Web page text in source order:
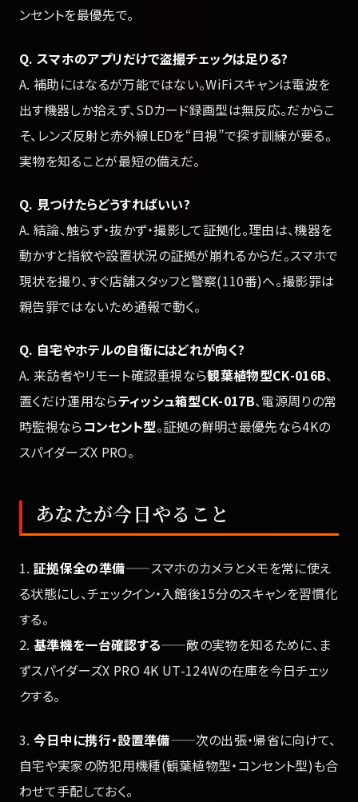
ンセントを最優先で。
Q. スマホのアプリだけで盗撮チェックは足りる?
A. 補助にはなるが万能ではない。WiFiスキャンは電波を
出す機器しか拾えず、SDカード録画型は無反応。だからこ
そ、レンズ反射と赤外線LEDを“目視”で探す訓練が要る。
実物を知ることが最短の備えだ。
Q. 見つけたらどうすればいい?
A. 結論、触らず・抜かず・撮影して証拠化。理由は、機器を
動かすと指紋や設置状況の証拠が崩れるからだ。スマホで
現状を撮り、すぐ店舗スタッフと警察(110番)へ。撮影罪は
親告罪ではないため通報で動く。
Q. 自宅やホテルの自衛にはどれが向く?
A. 来訪者やリモート確認重視なら観葉植物型CK-016B、
置くだけ運用ならティッシュ箱型CK-017B、電源周りの常
時監視ならコンセント型。証拠の鮮明さ最優先なら4Kの
スパイダーズX PRO。
あなたが今日やること
1. 証拠保全の準備——スマホのカメラとメモを常に使え
る状態にし、チェックイン・入館後15分のスキャンを習慣化
する。
2. 基準機を一台確認する——敵の実物を知るために、ま
ずスパイダーズX PRO 4K UT-124Wの在庫を今日チェッ
クする。
3. 今日中に携行・設置準備——次の出張・帰省に向けて、
自宅や実家の防犯用機種(観葉植物型・コンセント型)も合
わせて手配しておく。